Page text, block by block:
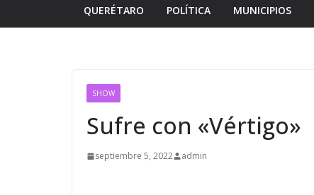
QUERÉTARO POLÍTICA MUNICIPIOS
SHOW
Sufre con «Vértigo»
septiembre 5, 2022 admin